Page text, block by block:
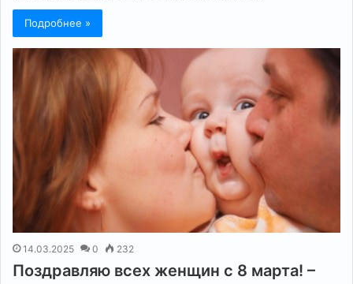
Подробнее »
14.03.2025 0 232
Поздравляю всех женщин с 8 марта! –